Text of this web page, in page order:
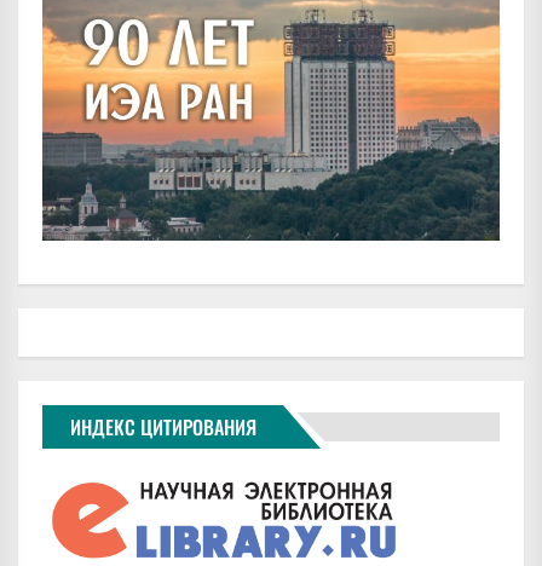
ИНДЕКС ЦИТИРОВАНИЯ